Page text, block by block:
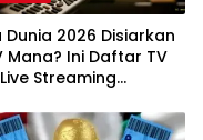
Dunia 2026 Disiarkan
Mana? Ini Daftar TV
Streaming